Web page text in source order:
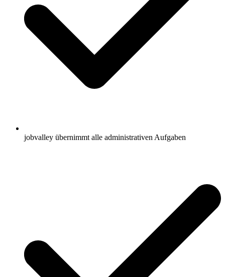
jobvalley übernimmt alle administrativen Aufgaben